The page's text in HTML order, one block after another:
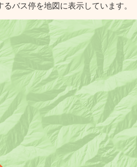
バス停を地図に表示しています。